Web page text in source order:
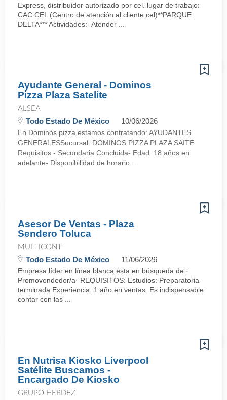
Express, distribuidor autorizado por cel. lugar de trabajo:
CAC CEL (Centro de atención al cliente cel)**PARQUE
DELTA*** Actividades:- Atender ...
Ayudante General - Dominos
Pizza Plaza Satelite
ALSEA
Todo Estado De México 10/06/2026
En Dominós pizza estamos contratando: AYUDANTES
GENERALESSucursal: DOMINOS PIZZA PLAZA SAITE
Requisitos:- Secundaria Concluida- Edad: 18 años en
adelante- Disponibilidad de horario ...
Asesor De Ventas - Plaza
Sendero Toluca
MULTICONT
Todo Estado De México 11/06/2026
Empresa líder en línea blanca esta en búsqueda de:·
Promovendedor/a· REQUISITOS: Estudios: Preparatoria
terminada Experiencia: 1 año en ventas. Es indispensable
contar con las ...
En Nutrisa Kiosko Liverpool
Satélite Buscamos -
Encargado De Kiosko
GRUPO HERDEZ